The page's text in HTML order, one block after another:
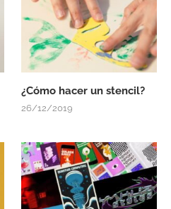
¿Cómo hacer un stencil?
26/12/2019